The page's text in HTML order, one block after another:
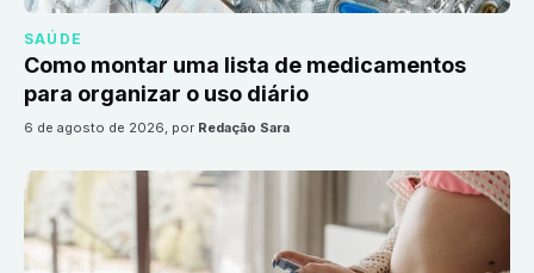
SAÚDE
Como montar uma lista de medicamentos
para organizar o uso diário
6 de agosto de 2026, por Redação Sara